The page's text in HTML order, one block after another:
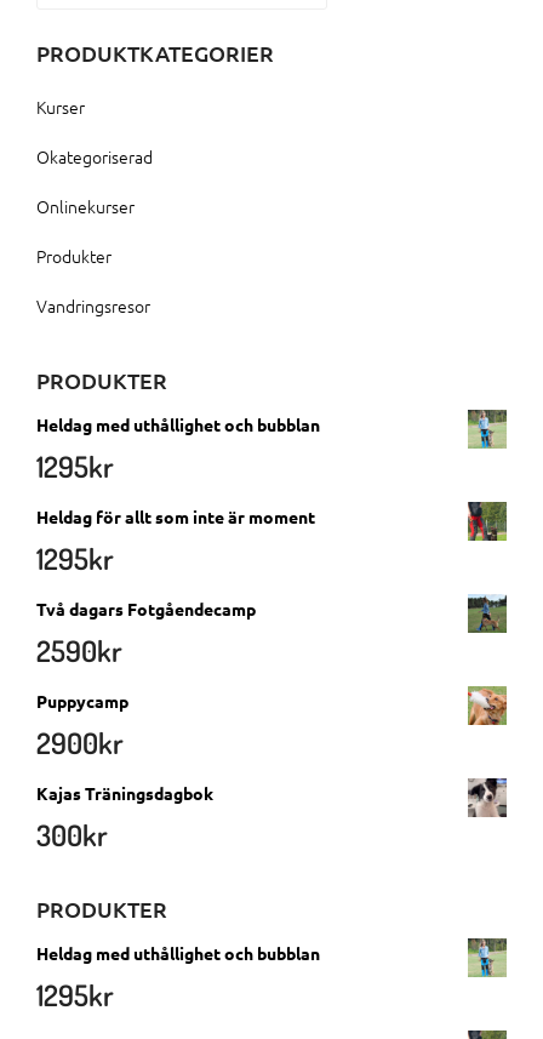
PRODUKTKATEGORIER
Kurser
Okategoriserad
Onlinekurser
Produkter
Vandringsresor
PRODUKTER
Heldag med uthållighet och bubblan
1295kr
Heldag för allt som inte är moment
1295kr
Två dagars Fotgåendecamp
2590kr
Puppycamp
2900kr
Kajas Träningsdagbok
300kr
PRODUKTER
Heldag med uthållighet och bubblan
1295kr